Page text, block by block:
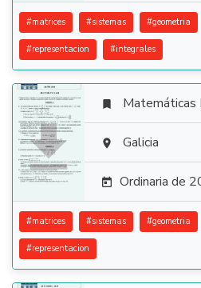
#matrices #sistemas #geometria
#representacion #integrales

 Matemáticas
 Galicia
 Ordinaria de
#matrices #sistemas #geometria
#representacion